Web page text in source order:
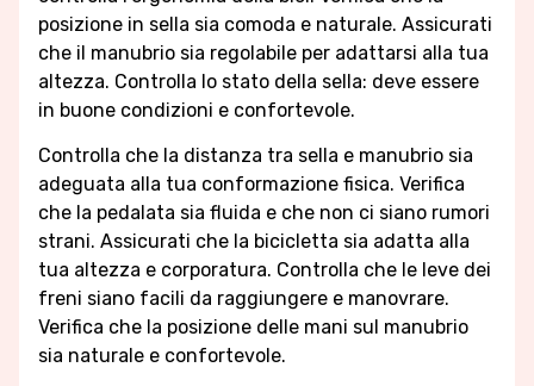
posizione in sella sia comoda e naturale. Assicurati
che il manubrio sia regolabile per adattarsi alla tua
altezza. Controlla lo stato della sella: deve essere
in buone condizioni e confortevole.
Controlla che la distanza tra sella e manubrio sia
adeguata alla tua conformazione fisica. Verifica
che la pedalata sia fluida e che non ci siano rumori
strani. Assicurati che la bicicletta sia adatta alla
tua altezza e corporatura. Controlla che le leve dei
freni siano facili da raggiungere e manovrare.
Verifica che la posizione delle mani sul manubrio
sia naturale e confortevole.